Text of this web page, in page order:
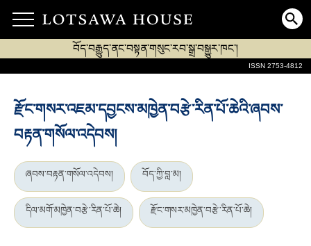
བོད་བརྒྱུད་ནང་བསྟན་གསུང་རབ་སྒྲ་བསྒྱུར་ཁང་།
ISSN 2753-4812
རྫོང་གསར་འཇམ་དབྱངས་མཁྱེན་བརྩེ་རིན་པོ་ཆེའི་ཞབས་
བརྟན་གསོལ་འདེབས།
ཞབས་བརྟན་གསོལ་འདེབས། བོད་ཀྱི་བླ་མ།
དིལ་མགོ་མཁྱེན་བརྩེ་རིན་པོ་ཆེ། རྫོང་གསར་མཁྱེན་བརྩེ་རིན་པོ་ཆེ།